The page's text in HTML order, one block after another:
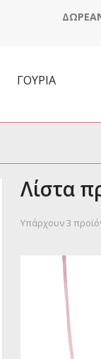
ΓΟΎΡΙΑ
Λίστα
Υπάρχουν 3